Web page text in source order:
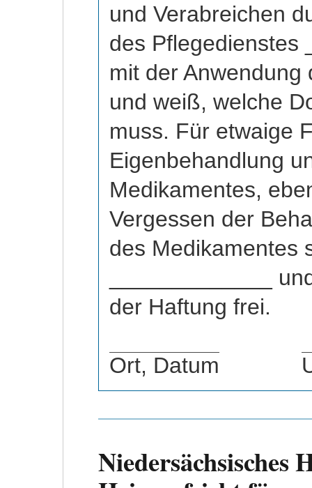
und Verabreichen
des Pflegedienstes
mit der
und weiß, welche
muss. Für etwaige
Eigenbehandlung
Medikamentes,
Vergessen der
des Medikamentes
_____________
der Haftung frei.
Ort, Datum
Niedersächsisches